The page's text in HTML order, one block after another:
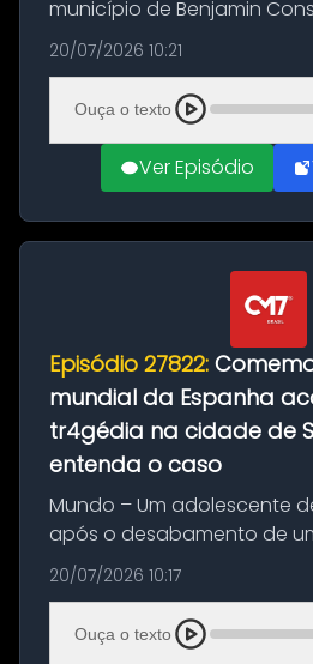
município de Benjamin
com a apreensão de
quilos de entorpecentes em
embarcação atracada no
materia...
20/07/2026 10:21
Ouça o texto
Ver Episódio
Episódio 27822:
mundial da Espanha
tr4gédia na cidade de
entenda o caso
Mundo – Um adolescente
após o desabamento de
as comemorações pelo
Mundo conquistado pela
Ciudad Rodrigo, na
no...
20/07/2026 10:17
Ouça o texto